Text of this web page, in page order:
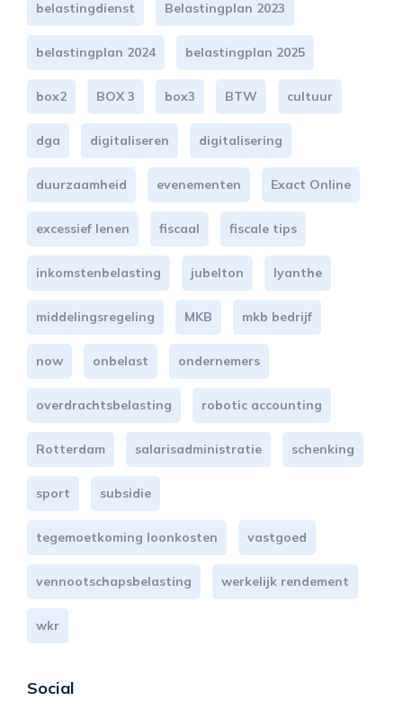
belastingdienst Belastingplan 2023
belastingplan 2024 belastingplan 2025
box2 BOX 3 box3 BTW cultuur
dga digitaliseren digitalisering
duurzaamheid evenementen Exact Online
excessief lenen fiscaal fiscale tips
inkomstenbelasting jubelton lyanthe
middelingsregeling MKB mkb bedrijf
now onbelast ondernemers
overdrachtsbelasting robotic accounting
Rotterdam salarisadministratie schenking
sport subsidie
tegemoetkoming loonkosten vastgoed
vennootschapsbelasting werkelijk rendement
wkr
Social